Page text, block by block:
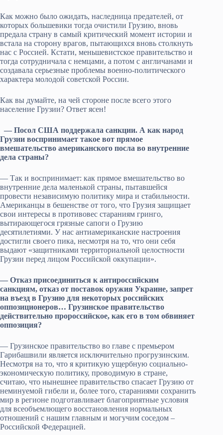
Как можно было ожидать, наследница предателей, от
которых большевики тогда очистили Грузию, вновь
предала страну в самый критический момент истории и
встала на сторону врагов, пытающихся вновь столкнуть
нас с Россией. Кстати, меньшевистское правительство и
тогда сотрудничала с немцами, а потом с англичанами и
создавала серьезные проблемы военно-политического
характера молодой советской России.
Как вы думайте, на чей стороне после всего этого
население Грузии? Ответ ясен!
— Посол США поддержала санкции. А как народ
Грузии воспринимает такое вот прямое
вмешательство американского посла во внутренние
дела страны?
— Так и воспринимает: как прямое вмешательство во
внутренние дела маленькой страны, пытавшейся
провести независимую политику мира и стабильности.
Американцы в бешенстве от того, что Грузия защищает
свои интересы в противовес стараниям гринго,
вытирающегося грязные сапоги о Грузию
десятилетиями. У нас антиамериканские настроения
достигли своего пика, несмотря на то, что они себя
выдают «защитниками территориальной целостности
Грузии перед лицом Российской оккупации».
— Отказ присоединиться к антироссийским
санкциям, отказ от поставок оружия Украине, запрет
на въезд в Грузию для некоторых российских
оппозиционеров… Грузинское правительство
действительно пророссийское, как его в том обвиняет
оппозиция?
— Грузинское правительство во главе с премьером
Гарибашвили является исключительно прогрузинским.
Несмотря на то, что я критикую ущербную социально-
экономическую политику, проводимую в стране,
считаю, что нынешнее правительство спасает Грузию от
неминуемой гибели и, более того, стараниями сохранить
мир в регионе подготавливает благоприятные условия
для всеобъемлющего восстановления нормальных
отношений с нашим главным и могучим соседом –
Российской Федерацией.